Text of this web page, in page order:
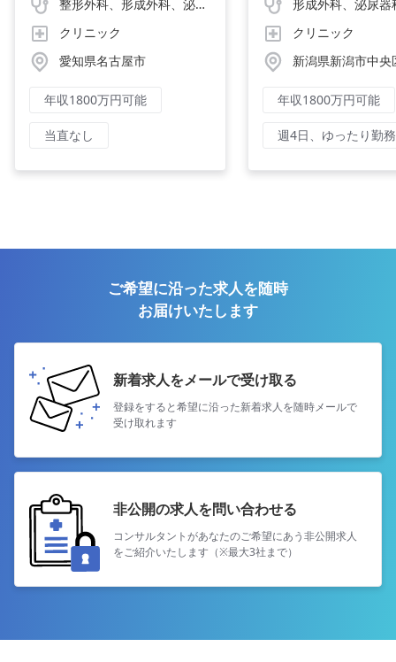
整形外科、形成外科、泌尿器科、美容外科
クリニック
愛知県名古屋市
年収1800万円可能
当直なし
クリニック
新潟県新潟市中央
年収1800万円可能
週4日、ゆったり勤務
ご希望に沿った求人を随時
お届けいたします
新着求人をメールで受け取る
登録をすると希望に沿った新着求人を随時メールで
受け取れます
非公開の求人を問い合わせる
コンサルタントがあなたのご希望にあう非公開求人
をご紹介いたします（※最大3社まで）